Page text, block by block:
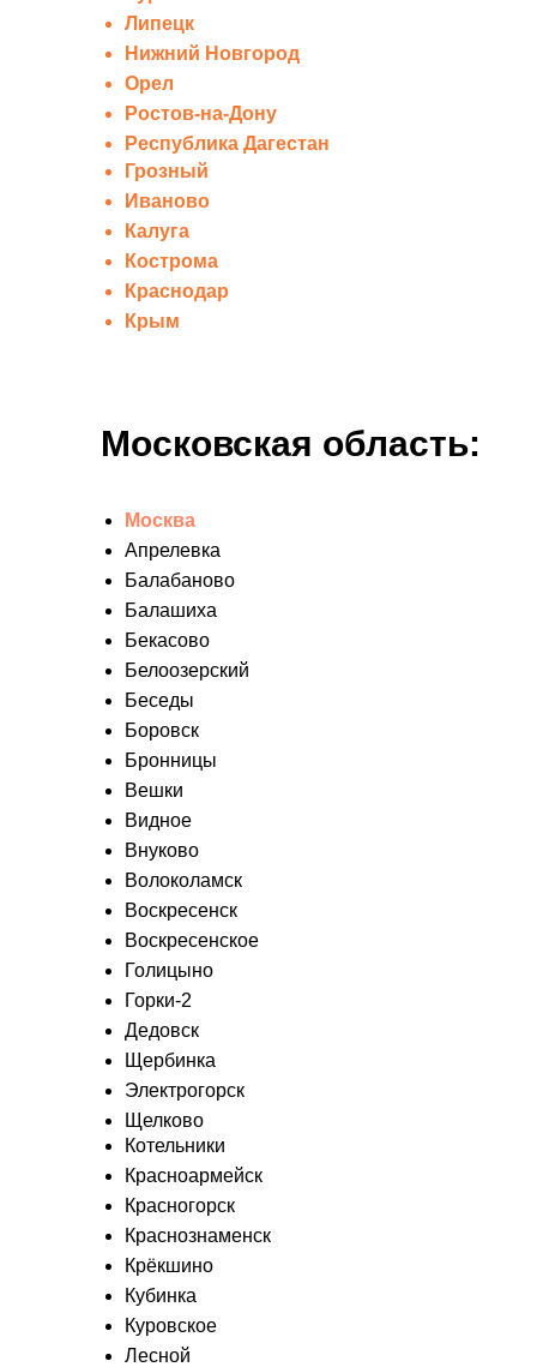
Грозный
Иваново
Калуга
Кострома
Краснодар
Крым
Липецк
Нижний Новгород
Орел
Ростов-на-Дону
Республика Дагестан
Москва
Апрелевка
Балабаново
Балашиха
Бекасово
Белоозерский
Беседы
Боровск
Бронницы
Вешки
Видное
Внуково
Волоколамск
Воскресенск
Воскресенское
Голицыно
Горки-2
Дедовск
Щербинка
Электрогорск
Щелково
Московская область:
Котельники
Красноармейск
Красногорск
Краснознаменск
Крёкшино
Кубинка
Куровское
Лесной